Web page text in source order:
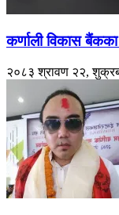
कर्णाली विकास
२०८३ श्रावण २२,